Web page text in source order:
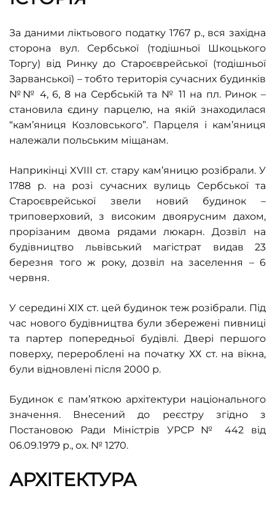
За даними ліктьового податку 1767 р., вся західна
сторона вул. Сербської (тодішньої Шкоцького
Торгу) від Ринку до Староєврейської (тодішньої
Зарванської) – тобто територія сучасних будинків
№№ 4, 6, 8 на Сербській та № 11 на пл. Ринок –
становила єдину парцелю, на якій знаходилася
“кам’яниця Козловського”. Парцеля і кам’яниця
належали польським міщанам.
Наприкінці XVIII ст. стару кам’яницю розібрали. У
1788 р. на розі сучасних вулиць Сербської та
Староєврейської звели новий будинок –
триповерховий, з високим двоярусним дахом,
прорізаним двома рядами люкарн. Дозвіл на
будівництво львівський магістрат видав 23
березня того ж року, дозвіл на заселення – 6
червня.
У середині ХІХ ст. цей будинок теж розібрали. Під
час нового будівництва були збережені пивниці
та партер попередньої будівлі. Двері першого
поверху, перероблені на початку ХХ ст. на вікна,
були відновлені після 2000 р.
Будинок є пам’яткою архітектури національного
значення. Внесений до реєстру згідно з
Постановою Ради Міністрів УРСР № 442 від
06.09.1979 р., ох. № 1270.
АРХІТЕКТУРА